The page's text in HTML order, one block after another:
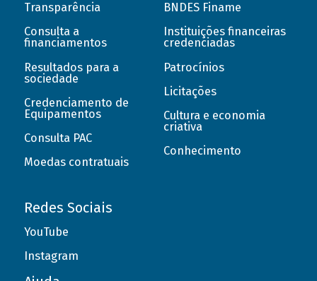
Transparência
Consulta a
financiamentos
Resultados para a
sociedade
Credenciamento de
Equipamentos
Consulta PAC
Moedas contratuais
BNDES Finame
Instituições financeiras
credenciadas
Patrocínios
Licitações
Cultura e economia
criativa
Conhecimento
Redes Sociais
YouTube
Instagram